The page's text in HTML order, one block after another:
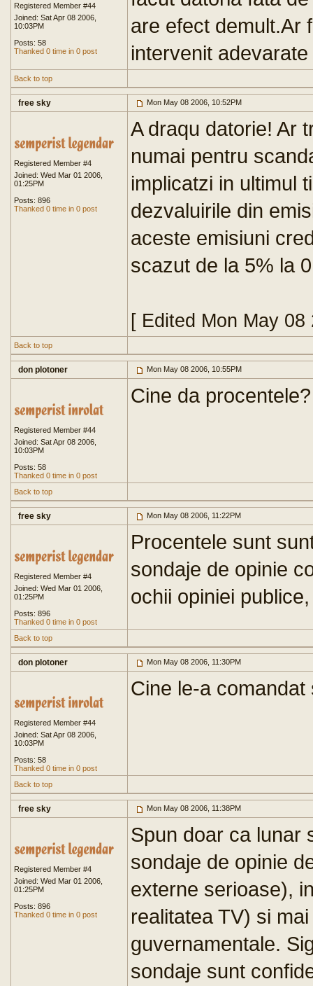
Registered Member #44
Joined: Sat Apr 08 2006,
10:03PM
Posts: 58
Thanked 0 time in 0 post
are efect demult.Ar
intervenit
Back to top
free sky Mon May 08 2006, 10:52PM
Registered Member #4
Joined: Wed Mar 01 2006,
01:25PM
Posts: 896
Thanked 0 time in 0 post
A draqu datorie! Ar
numai pentru
implicatzi in ultimul
dezvaluirile din
aceste emisiuni
scazut de la 5% la
[ Edited Mon May
Back to top
don plotoner Mon May 08 2006, 10:55PM
Registered Member #44
Joined: Sat Apr 08 2006,
10:03PM
Posts: 58
Thanked 0 time in 0 post
Cine da procentele?
Back to top
free sky Mon May 08 2006, 11:22PM
Registered Member #4
Joined: Wed Mar 01 2006,
01:25PM
Posts: 896
Thanked 0 time in 0 post
Procentele sunt
sondaje de opinie
ochii opiniei
Back to top
don plotoner Mon May 08 2006, 11:30PM
Registered Member #44
Joined: Sat Apr 08 2006,
10:03PM
Posts: 58
Thanked 0 time in 0 post
Cine le-a
Back to top
free sky Mon May 08 2006, 11:38PM
Registered Member #4
Joined: Wed Mar 01 2006,
01:25PM
Posts: 896
Thanked 0 time in 0 post
Spun doar ca lunar
sondaje de opinie
externe serioase),
realitatea TV) si
guvernamentale.
sondaje sunt